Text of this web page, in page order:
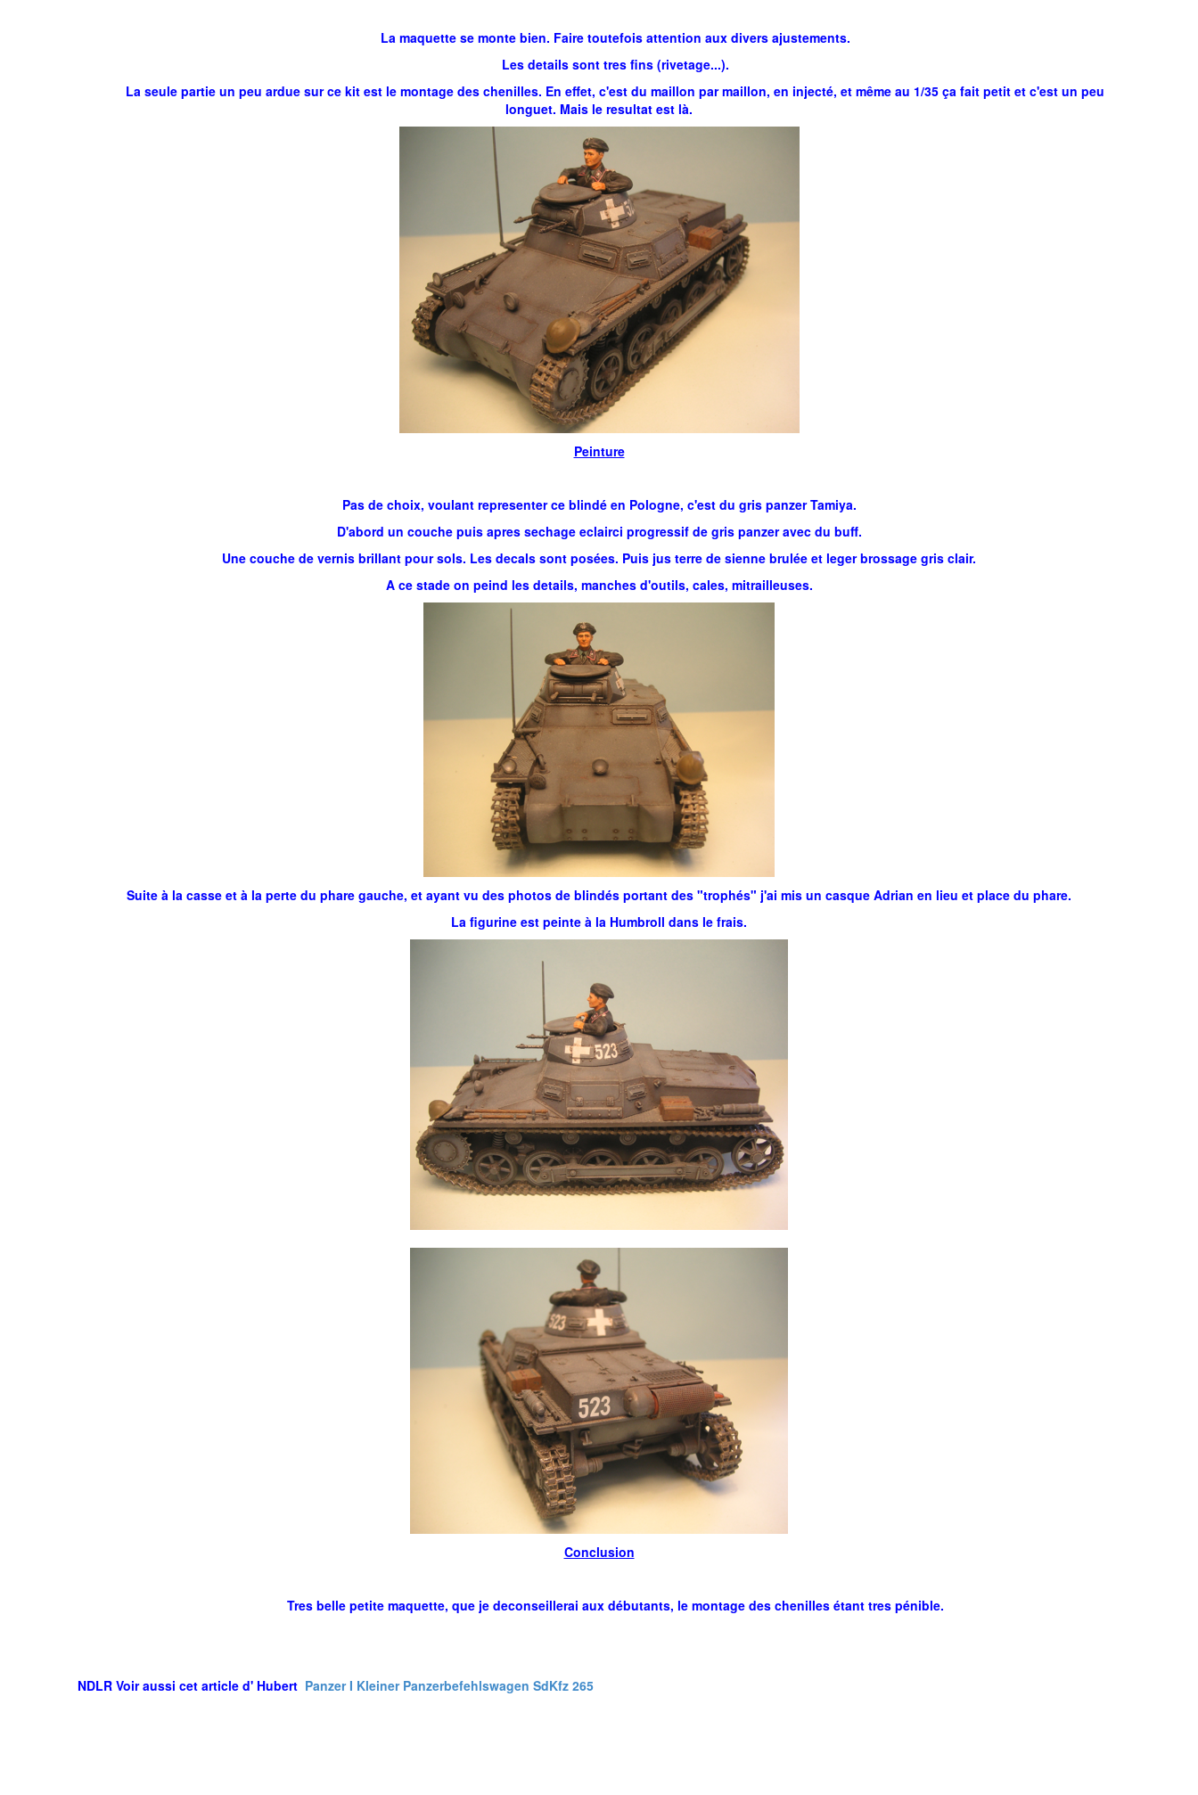
La maquette se monte bien. Faire toutefois attention aux divers ajustements.
Les details sont tres fins (rivetage...).
La seule partie un peu ardue sur ce kit est le montage des chenilles. En effet, c'est du maillon par maillon, en injecté, et même au 1/35 ça fait petit et c'est un peu
longuet. Mais le resultat est là.
Peinture
Pas de choix, voulant representer ce blindé en Pologne, c'est du gris panzer Tamiya.
D'abord un couche puis apres sechage eclairci progressif de gris panzer avec du buff.
Une couche de vernis brillant pour sols. Les decals sont posées. Puis jus terre de sienne brulée et leger brossage gris clair.
A ce stade on peind les details, manches d'outils, cales, mitrailleuses.
Suite à la casse et à la perte du phare gauche, et ayant vu des photos de blindés portant des "trophés" j'ai mis un casque Adrian en lieu et place du phare.
La figurine est peinte à la Humbroll dans le frais.
Conclusion
Tres belle petite maquette, que je deconseillerai aux débutants, le montage des chenilles étant tres pénible.
NDLR Voir aussi cet article d' Hubert Panzer I Kleiner Panzerbefehlswagen SdKfz 265